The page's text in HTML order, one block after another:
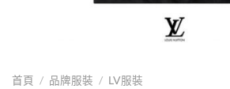
首頁 / 品牌服裝 / LV服裝